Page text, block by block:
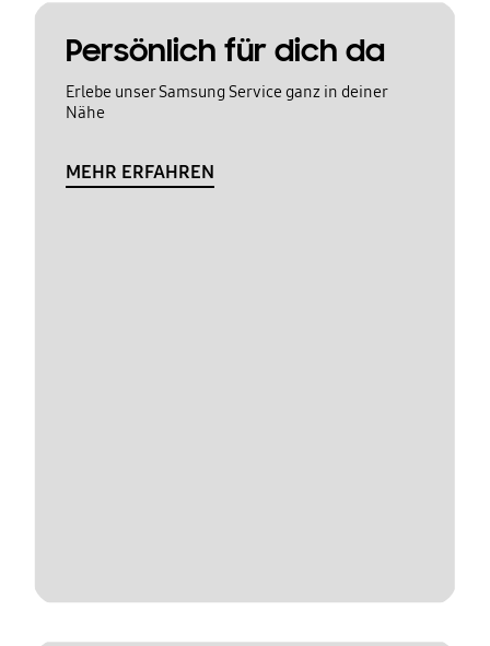
Persönlich für dich da
Erlebe unser Samsung Service ganz in deiner
Nähe
MEHR ERFAHREN